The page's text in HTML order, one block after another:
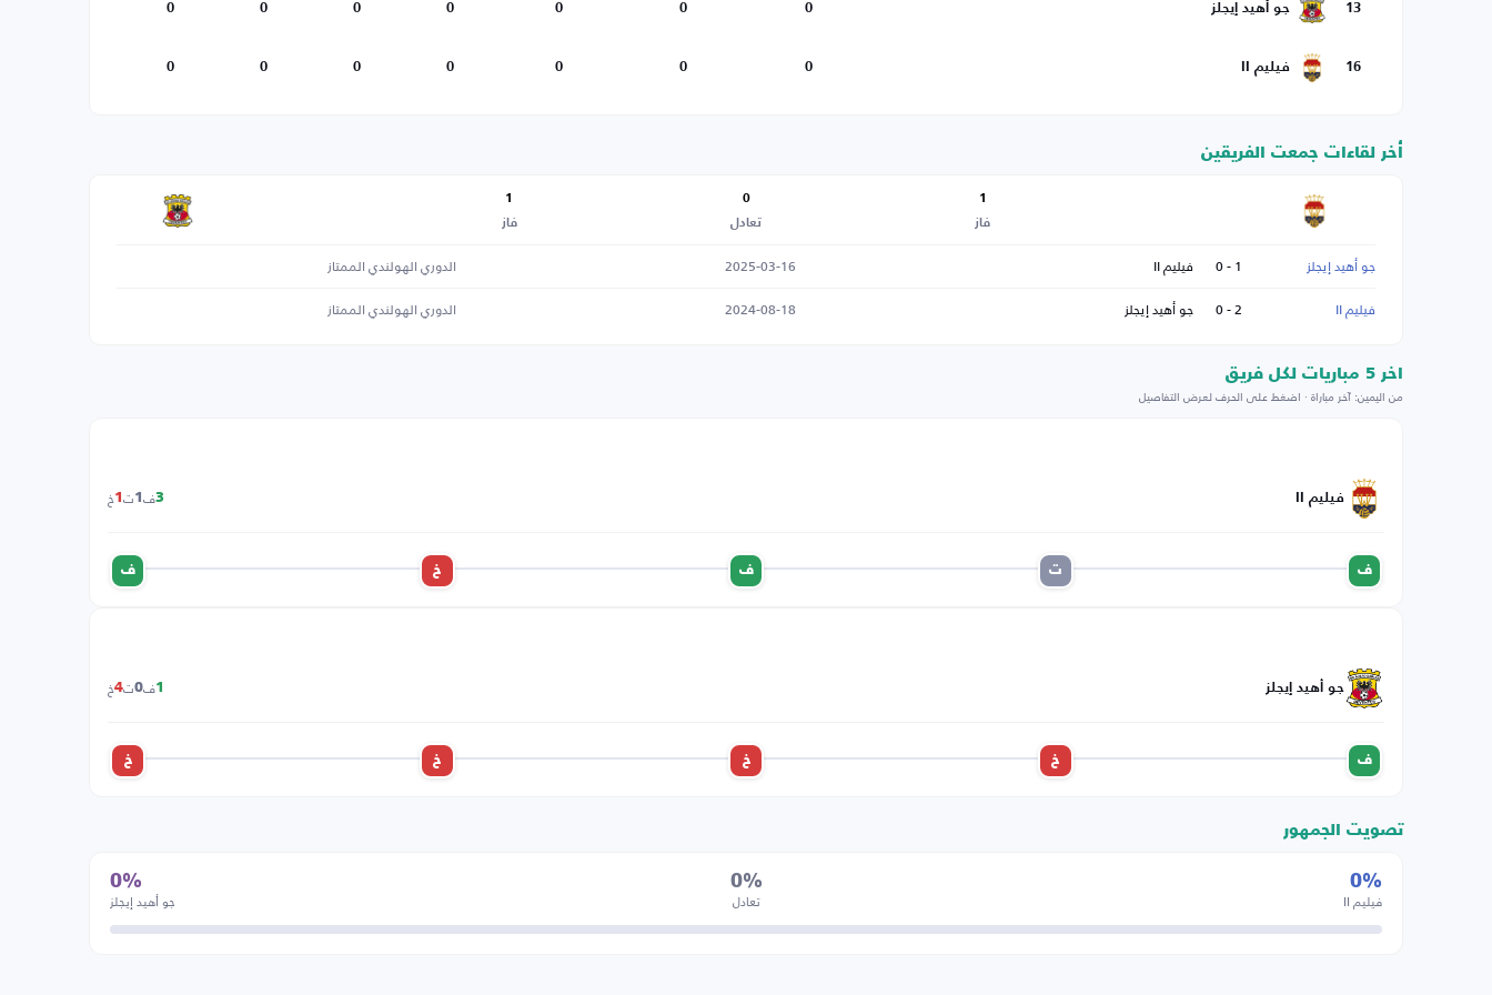
13 جو أهيد إيجلز 0
0
0
0
0
0
0
16 فيليم II 0
0
0
0
0
0
0
أخر لقاءات جمعت الفريقين
1
فاز
0
تعادل
1
فاز
جو أهيد إيجلز 1 - 0 فيليم II 2025-03-16
الدوري الهولندي الممتاز
فيليم II
2 - 0 جو أهيد إيجلز 2024-08-18 الدوري الهولندي الممتاز
اخر 5 مباريات لكل فريق
من اليمين: آخر مباراة · اضغط على الحرف لعرض التفاصيل
فيليم II 3ف 1ت 1خ
ف ت ف خ ف
جو أهيد إيجلز 1ف0ت4خ
ف خ خ خ خ
تصويت الجمهور
0%
فيليم II
0%
تعادل
0%
جو أهيد إيجلز